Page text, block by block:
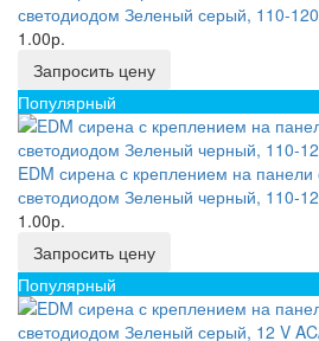
светодиодом Зеленый серый, 110-
1.00р.
Запросить цену
Популярный
EDM сирена с креплением на панели
светодиодом Зеленый черный, 110-
1.00р.
Запросить цену
Популярный